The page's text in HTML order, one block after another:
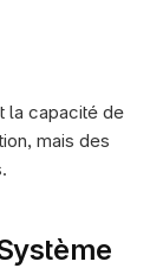
la capacité de
mais des